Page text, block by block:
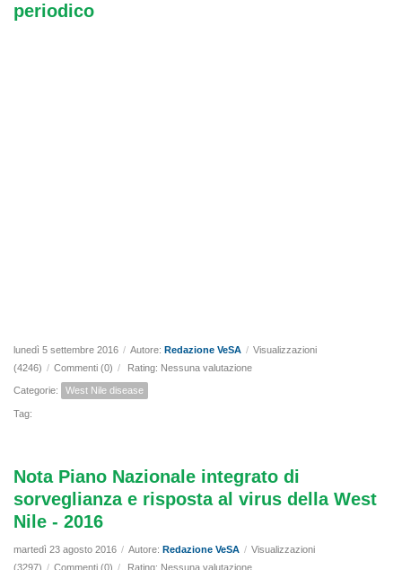
periodico
lunedì 5 settembre 2016 / Autore: Redazione VeSA / Visualizzazioni
(4246) / Commenti (0) / Rating: Nessuna valutazione
Categorie: West Nile disease
Tag:
Nota Piano Nazionale integrato di
sorveglianza e risposta al virus della West
Nile - 2016
martedì 23 agosto 2016 / Autore: Redazione VeSA / Visualizzazioni
(3297) / Commenti (0) / Rating: Nessuna valutazione